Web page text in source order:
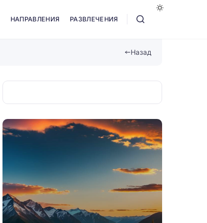
НАПРАВЛЕНИЯ РАЗВЛЕЧЕНИЯ
Назад